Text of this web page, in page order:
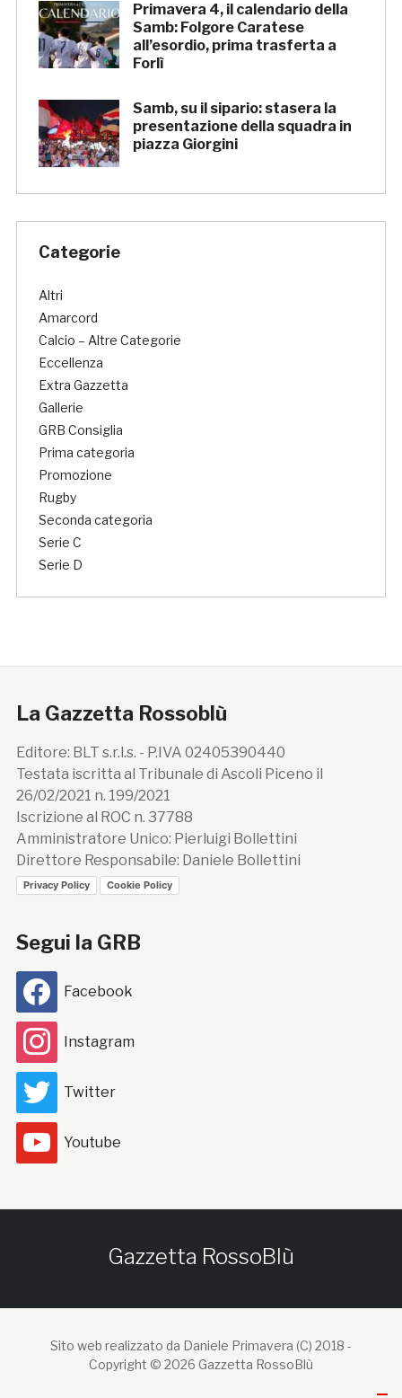
Primavera 4, il calendario della
Samb: Folgore Caratese
all’esordio, prima trasferta a
Forlì
Samb, su il sipario: stasera la
presentazione della squadra in
piazza Giorgini
Categorie
Altri
Amarcord
Calcio – Altre Categorie
Eccellenza
Extra Gazzetta
Gallerie
GRB Consiglia
Prima categoria
Promozione
Rugby
Seconda categoria
Serie C
Serie D
La Gazzetta Rossoblù
Editore: BLT s.r.l.s. - P.IVA 02405390440
Testata iscritta al Tribunale di Ascoli Piceno il
26/02/2021 n. 199/2021
Iscrizione al ROC n. 37788
Amministratore Unico: Pierluigi Bollettini
Direttore Responsabile: Daniele Bollettini
Privacy Policy Cookie Policy
Segui la GRB
Facebook
Instagram
Twitter
Youtube
Gazzetta RossoBlù
Sito web realizzato da Daniele Primavera (C) 2018 -
Copyright © 2026 Gazzetta RossoBlù